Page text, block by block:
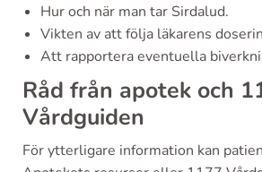
Hur och när man tar Sirdalud.
Vikten av att följa läkarens
Att rapportera eventuella
Råd från apotek och
Vårdguiden
För ytterligare information kan